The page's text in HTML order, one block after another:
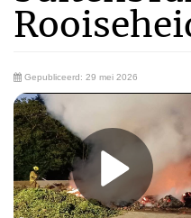
Gepubliceerd: 29 mei 2026